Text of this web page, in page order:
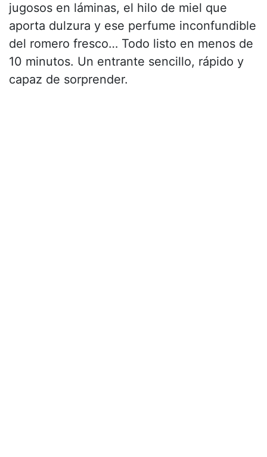
jugosos en láminas, el hilo de miel que
aporta dulzura y ese perfume inconfundible
del romero fresco… Todo listo en menos de
10 minutos. Un entrante sencillo, rápido y
capaz de sorprender.